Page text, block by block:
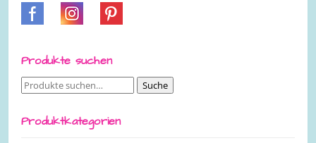
Produkte suchen
Suche
Suche
Produktkategorien